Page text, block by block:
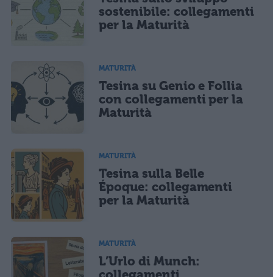
sostenibile: collegamenti
per la Maturità
MATURITÀ
Tesina su Genio e Follia
con collegamenti per la
Maturità
MATURITÀ
Tesina sulla Belle
Époque: collegamenti
per la Maturità
MATURITÀ
L’Urlo di Munch: